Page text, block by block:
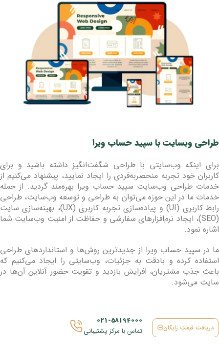
طراحی وبسایت با سپید حساب ویرا
برای اینکه وب‌سایتی با طراحی شگفت‌انگیز داشته باشید و برای
کاربران خود تجربه منحصربه‌فردی را ایجاد نمایید، پیشنهاد می‌کنیم از
خدمات طراحی وب‌سایت سپید حساب ویرا بهره‌مند گردید. از جمله
خدمات ما در این حوزه می‌توان به طراحی و توسعه وب‌سایت، طراحی
رابط کاربری (UI) و پیاده‌سازی تجربه کاربری (UX)، بهینه‌سازی سایت
(SEO)، ایجاد نرم‌افزارهای سفارشی و حفاظت از امنیت وب‌سایت شما
اشاره نمود.
ما در سپید حساب ویرا از جدیدترین روش‌ها و استانداردهای طراحی
استفاده کرده و بادقت به جزئیات، وب‌سایتی را ایجاد می‌کنیم که
باعث جذب مشتریان، افزایش بازدید و تقویت حضور آنلاین آن‌ها در
سایت می‌شود.
دریافت قیمت رایگان
021-58194000
تماس با مرکز پشتیبانی